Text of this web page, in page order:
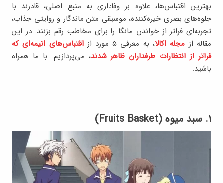
بهترین اقتباس‌ها، علاوه بر وفاداری به منبع اصلی، قادرند با
جلوه‌های بصری خیره‌کننده، موسیقی متن ماندگار و روایتی جذاب،
تجربه‌ای فراتر از خواندن مانگا را برای مخاطب رقم بزنند. در این
مقاله از مجله اکالا، به معرفی ۵ مورد از
اقتباس‌های انیمه‌ای که
فراتر از انتظارات طرفداران ظاهر شدند، می‌پردازیم. با ما همراه
باشید.
۱. سبد میوه (Fruits Basket)